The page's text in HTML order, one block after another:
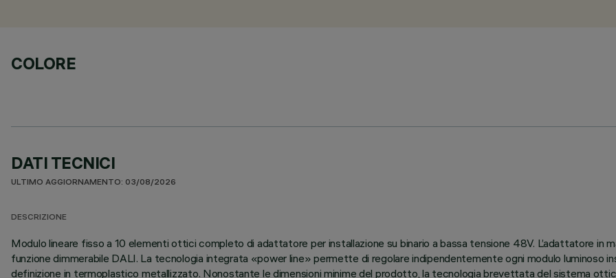
COLORE
DATI TECNICI
ULTIMO AGGIORNAMENTO: 03/08/2026
DESCRIZIONE
Modulo lineare fisso a 10 elementi ottici completo di adattatore per installazione su binario a bassa tensione 48V. L’adattatore in
funzione dimmerabile DALI. La tecnologia integrata «power line» permette di regolare indipendentemente ogni modulo
definizione in termoplastico metallizzato. Nonostante le dimensioni minime del prodotto, la tecnologia brevettata del sistema